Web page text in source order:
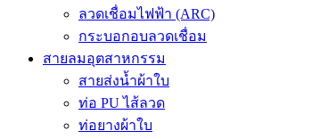
ลวดเชื่อมไฟฟ้า (ARC)
กระบอกอบลวดเชื่อม
สายลมอุตสาหกรรม
สายส่งน้ำผ้าใบ
ท่อ PU ไส้ลวด
ท่อยางผ้าใบ